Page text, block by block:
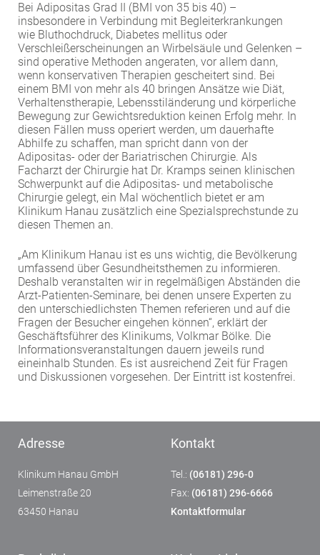
Bei Adipositas Grad II (BMI von 35 bis 40) –
insbesondere in Verbindung mit Begleiterkrankungen
wie Bluthochdruck, Diabetes mellitus oder
Verschleißerscheinungen an Wirbelsäule und Gelenken –
sind operative Methoden angeraten, vor allem dann,
wenn konservativen Therapien gescheitert sind. Bei
einem BMI von mehr als 40 bringen Ansätze wie Diät,
Verhaltenstherapie, Lebensstiländerung und körperliche
Bewegung zur Gewichtsreduktion keinen Erfolg mehr. In
diesen Fällen muss operiert werden, um dauerhafte
Abhilfe zu schaffen, man spricht dann von der
Adipositas- oder der Bariatrischen Chirurgie. Als
Facharzt der Chirurgie hat Dr. Kramps seinen klinischen
Schwerpunkt auf die Adipositas- und metabolische
Chirurgie gelegt, ein Mal wöchentlich bietet er am
Klinikum Hanau zusätzlich eine Spezialsprechstunde zu
diesen Themen an.
„Am Klinikum Hanau ist es uns wichtig, die Bevölkerung
umfassend über Gesundheitsthemen zu informieren.
Deshalb veranstalten wir in regelmäßigen Abständen die
Arzt-Patienten-Seminare, bei denen unsere Experten zu
den unterschiedlichsten Themen referieren und auf die
Fragen der Besucher eingehen können“, erklärt der
Geschäftsführer des Klinikums, Volkmar Bölke. Die
Informationsveranstaltungen dauern jeweils rund
eineinhalb Stunden. Es ist ausreichend Zeit für Fragen
und Diskussionen vorgesehen. Der Eintritt ist kostenfrei.
Adresse
Klinikum Hanau GmbH
Leimenstraße 20
63450 Hanau
Kontakt
Tel.: (06181) 296-0
Fax: (06181) 296-6666
Kontaktformular